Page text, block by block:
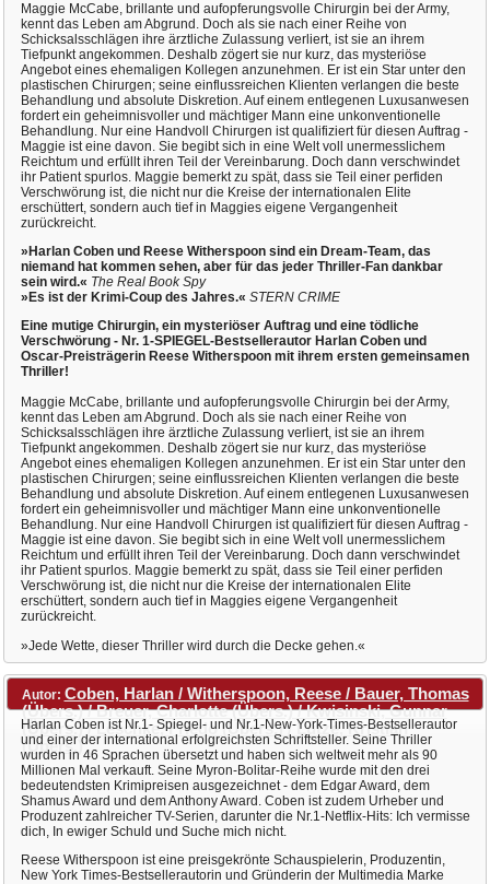
Maggie McCabe, brillante und aufopferungsvolle Chirurgin bei der Army,
kennt das Leben am Abgrund. Doch als sie nach einer Reihe von
Schicksalsschlägen ihre ärztliche Zulassung verliert, ist sie an ihrem
Tiefpunkt angekommen. Deshalb zögert sie nur kurz, das mysteriöse
Angebot eines ehemaligen Kollegen anzunehmen. Er ist ein Star unter den
plastischen Chirurgen; seine einflussreichen Klienten verlangen die beste
Behandlung und absolute Diskretion. Auf einem entlegenen Luxusanwesen
fordert ein geheimnisvoller und mächtiger Mann eine unkonventionelle
Behandlung. Nur eine Handvoll Chirurgen ist qualifiziert für diesen Auftrag -
Maggie ist eine davon. Sie begibt sich in eine Welt voll unermesslichem
Reichtum und erfüllt ihren Teil der Vereinbarung. Doch dann verschwindet
ihr Patient spurlos. Maggie bemerkt zu spät, dass sie Teil einer perfiden
Verschwörung ist, die nicht nur die Kreise der internationalen Elite
erschüttert, sondern auch tief in Maggies eigene Vergangenheit
zurückreicht.
»Harlan Coben und Reese Witherspoon sind ein Dream-Team, das
niemand hat kommen sehen, aber für das jeder Thriller-Fan dankbar
sein wird.« The Real Book Spy
»Es ist der Krimi-Coup des Jahres.« STERN CRIME
Eine mutige Chirurgin, ein mysteriöser Auftrag und eine tödliche
Verschwörung - Nr. 1-SPIEGEL-Bestsellerautor Harlan Coben und
Oscar-Preisträgerin Reese Witherspoon mit ihrem ersten gemeinsamen
Thriller!
Maggie McCabe, brillante und aufopferungsvolle Chirurgin bei der Army,
kennt das Leben am Abgrund. Doch als sie nach einer Reihe von
Schicksalsschlägen ihre ärztliche Zulassung verliert, ist sie an ihrem
Tiefpunkt angekommen. Deshalb zögert sie nur kurz, das mysteriöse
Angebot eines ehemaligen Kollegen anzunehmen. Er ist ein Star unter den
plastischen Chirurgen; seine einflussreichen Klienten verlangen die beste
Behandlung und absolute Diskretion. Auf einem entlegenen Luxusanwesen
fordert ein geheimnisvoller und mächtiger Mann eine unkonventionelle
Behandlung. Nur eine Handvoll Chirurgen ist qualifiziert für diesen Auftrag -
Maggie ist eine davon. Sie begibt sich in eine Welt voll unermesslichem
Reichtum und erfüllt ihren Teil der Vereinbarung. Doch dann verschwindet
ihr Patient spurlos. Maggie bemerkt zu spät, dass sie Teil einer perfiden
Verschwörung ist, die nicht nur die Kreise der internationalen Elite
erschüttert, sondern auch tief in Maggies eigene Vergangenheit
zurückreicht.
»Jede Wette, dieser Thriller wird durch die Decke gehen.«
Autor: Coben, Harlan / Witherspoon, Reese / Bauer, Thomas
(Übers.) / Breuer, Charlotte (Übers.) / Kwisinski, Gunnar
(Übers.) / Leschke, Friedo (Übers.) / Lutze, Kristian
(Übers.)
Harlan Coben ist Nr.1- Spiegel- und Nr.1-New-York-Times-Bestsellerautor
und einer der international erfolgreichsten Schriftsteller. Seine Thriller
wurden in 46 Sprachen übersetzt und haben sich weltweit mehr als 90
Millionen Mal verkauft. Seine Myron-Bolitar-Reihe wurde mit den drei
bedeutendsten Krimipreisen ausgezeichnet - dem Edgar Award, dem
Shamus Award und dem Anthony Award. Coben ist zudem Urheber und
Produzent zahlreicher TV-Serien, darunter die Nr.1-Netflix-Hits: Ich vermisse
dich, In ewiger Schuld und Suche mich nicht.
Reese Witherspoon ist eine preisgekrönte Schauspielerin, Produzentin,
New York Times-Bestsellerautorin und Gründerin der Multimedia Marke